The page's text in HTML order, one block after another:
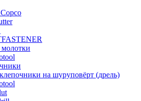
на шуруповёрт (дрель)